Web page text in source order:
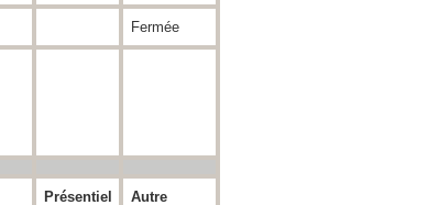
Fermée
Présentiel Autre